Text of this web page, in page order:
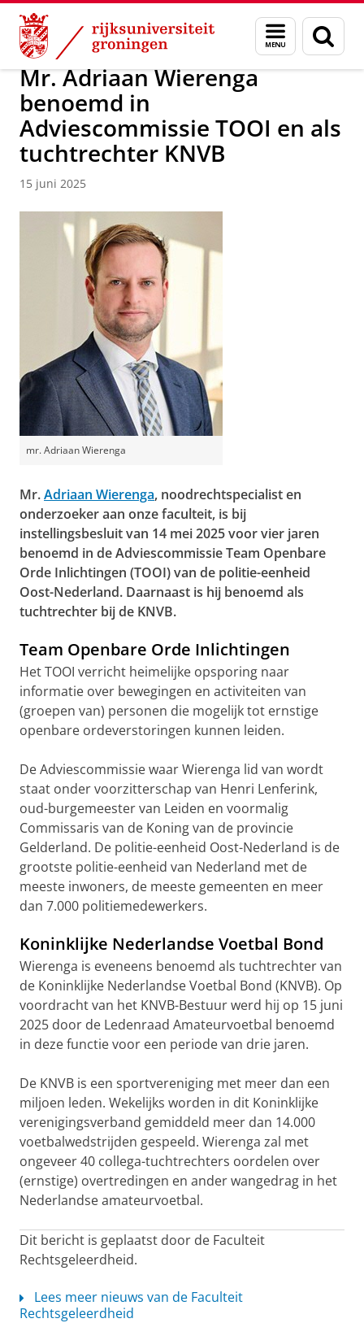
Skip
Content
Skip
Navigation
Menu
en
zoeken
Over ons Nieuwsarchief
Mr. Adriaan Wierenga
benoemd in
Adviescommissie TOOI en als
tuchtrechter KNVB
15 juni 2025
mr. Adriaan Wierenga
Mr.Adriaan Wierenga, noodrechtspecialist en
onderzoeker aan onze faculteit, is bij
instellingsbesluit van 14 mei 2025 voor vier jaren
benoemd in de Adviescommissie Team Openbare
Orde Inlichtingen (TOOI) van de politie-eenheid
Oost-Nederland. Daarnaast is hij benoemd als
tuchtrechter bij de KNVB.
Team Openbare Orde Inlichtingen
Het TOOI verricht heimelijke opsporing naar
informatie over bewegingen en activiteiten van
(groepen van) personen die mogelijk tot ernstige
openbare ordeverstoringen kunnen leiden.
De Adviescommissie waar Wierenga lid van wordt
staat onder voorzitterschap van Henri Lenferink,
oud-burgemeester van Leiden en voormalig
Commissaris van de Koning van de provincie
Gelderland. De politie-eenheid Oost-Nederland is de
grootste politie-eenheid van Nederland met de
meeste inwoners, de meeste gemeenten en meer
dan 7.000 politiemedewerkers.
Koninklijke Nederlandse Voetbal Bond
Wierenga is eveneens benoemd als tuchtrechter van
de Koninklijke Nederlandse Voetbal Bond (KNVB). Op
voordracht van het KNVB-Bestuur werd hij op 15 juni
2025 door de Ledenraad Amateurvoetbal benoemd
in deze functie voor een periode van drie jaren.
De KNVB is een sportvereniging met meer dan een
miljoen leden. Wekelijks worden in dit Koninklijke
verenigingsverband gemiddeld meer dan 14.000
voetbalwedstrijden gespeeld. Wierenga zal met
ongeveer 40 collega-tuchtrechters oordelen over
(ernstige) overtredingen en ander wangedrag in het
Nederlandse amateurvoetbal.
Dit bericht is geplaatst door de Faculteit
Rechtsgeleerdheid.
Lees meer nieuws van de Faculteit
Rechtsgeleerdheid